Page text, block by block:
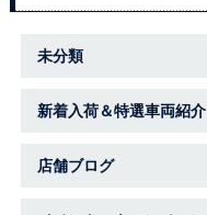
未分類
新着入荷＆特選車両紹介
店舗ブログ